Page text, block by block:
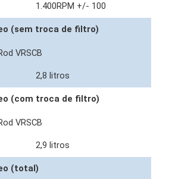
1.400RPM +/- 100
(sem troca de filtro)
2,8 litros
(com troca de filtro)
2,9 litros
(total)